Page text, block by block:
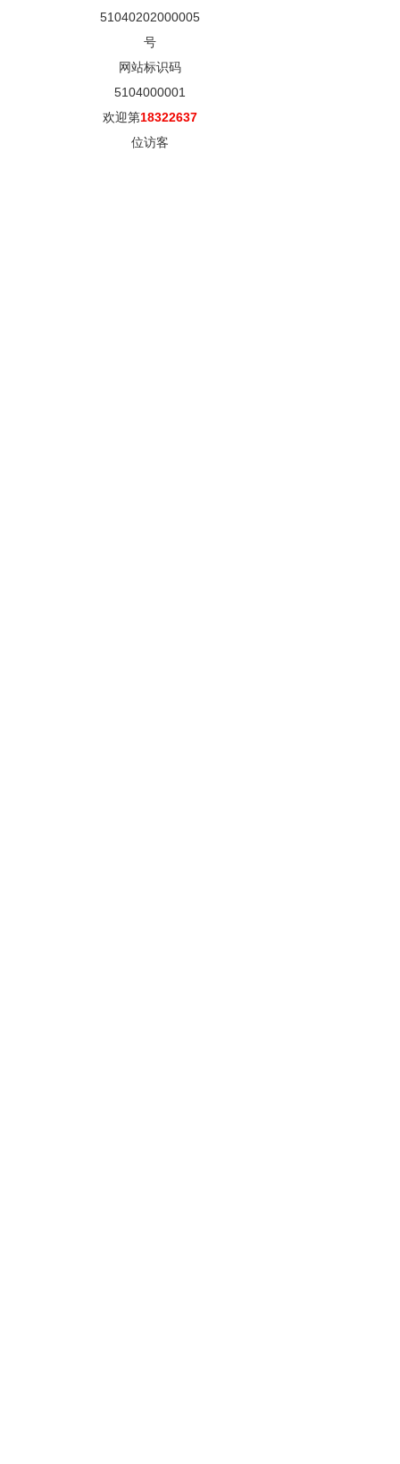
51040202000005
号
网站标识码
5104000001
欢迎第18322637
位访客